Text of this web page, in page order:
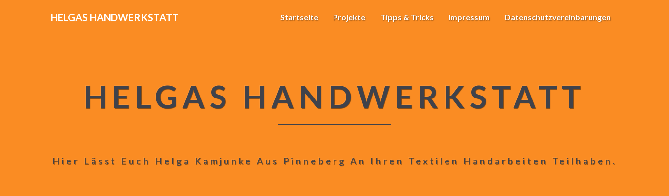
HELGAS HANDWERKSTATT Startseite Projekte Tipps & Tricks Impressum Datenschutzvereinbarungen
HELGAS HANDWERKSTATT
Hier Lässt Euch Helga Kamjunke Aus Pinneberg An Ihren Textilen Handarbeiten Teilhaben.